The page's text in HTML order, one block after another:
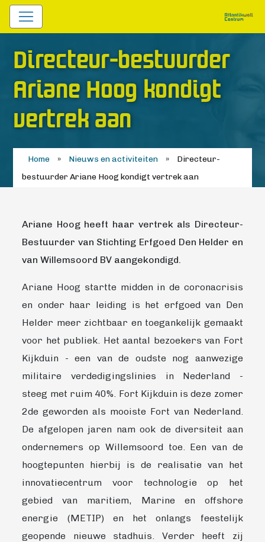
Directeur-bestuurder
Ariane Hoog kondigt
vertrek aan
Home » Nieuws en activiteiten »
Directeur-
bestuurder Ariane Hoog kondigt vertrek aan
Ariane Hoog heeft haar vertrek als Directeur-
Bestuurder van Stichting Erfgoed Den Helder en
van Willemsoord BV aangekondigd.
Ariane Hoog startte midden in de coronacrisis
en onder haar leiding is het erfgoed van Den
Helder meer zichtbaar en toegankelijk gemaakt
voor het publiek. Het aantal bezoekers van Fort
Kijkduin - een van de oudste nog aanwezige
militaire verdedigingslinies in Nederland -
steeg met ruim 40%. Fort Kijkduin is deze zomer
2de geworden als mooiste Fort van Nederland.
De afgelopen jaren nam ook de diversiteit aan
ondernemers op Willemsoord toe. Een van de
hoogtepunten hierbij is de realisatie van het
innovatiecentrum voor technologie op het
gebied van maritiem, Marine en offshore
energie (METIP) en het onlangs feestelijk
geopende nieuwe stadhuis. Verder heeft zij